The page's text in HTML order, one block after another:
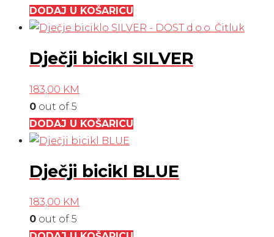
DODAJ U KOŠARICU
Dječji bicikl SILVER
183,00 KM
0 out of 5
DODAJ U KOŠARICU
Dječji bicikl BLUE
183,00 KM
0 out of 5